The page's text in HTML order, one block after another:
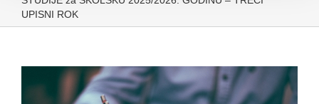
UPISNI ROK
Larger
Image